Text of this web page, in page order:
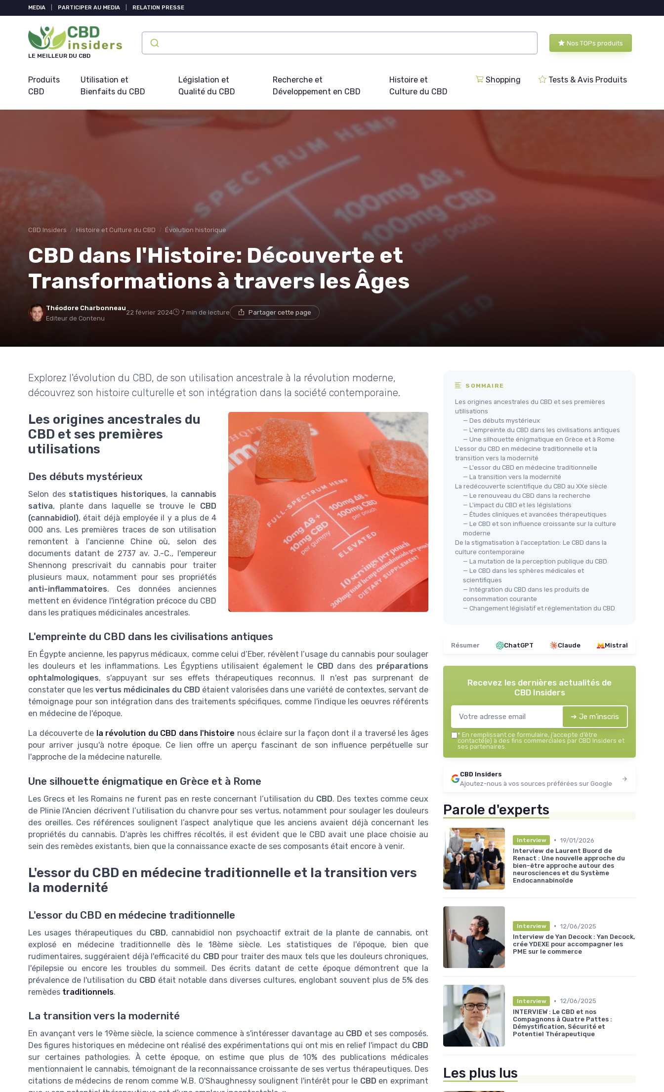
MEDIA PARTICIPER AU MEDIA RELATION PRESSE
LE MEILLEUR DU CBD
Nos TOPs produits
Produits
CBD
Utilisation et
Bienfaits du CBD
Législation et
Qualité du CBD
Recherche et
Développement en CBD
Histoire et
Culture du CBD
Shopping Tests & Avis Produits
CBD Insiders Histoire et Culture du CBD Évolution historique
CBD dans l'Histoire: Découverte et
Transformations à travers les Âges
Théodore Charbonneau
Editeur de Contenu
22 février 2024 7 min de lecture Partager cette page
Explorez l'évolution du CBD, de son utilisation ancestrale à la révolution moderne,
découvrez son histoire culturelle et son intégration dans la société contemporaine.
Les origines ancestrales du
CBD et ses premières
utilisations
Des débuts mystérieux
Selon des statistiques historiques, la cannabis
sativa, plante dans laquelle se trouve le CBD
(cannabidiol), était déjà employée il y a plus de 4
000 ans. Les premières traces de son utilisation
remontent à l'ancienne Chine où, selon des
documents datant de 2737 av. J.-C., l'empereur
Shennong prescrivait du cannabis pour traiter
plusieurs maux, notamment pour ses propriétés
anti-inflammatoires. Ces données anciennes
mettent en évidence l'intégration précoce du CBD
dans les pratiques médicinales ancestrales.
L'empreinte du CBD dans les civilisations antiques
En Égypte ancienne, les papyrus médicaux, comme celui d’Eber, révèlent l’usage du cannabis pour soulager
les douleurs et les inflammations. Les Égyptiens utilisaient également le CBD dans des préparations
ophtalmologiques, s'appuyant sur ses effets thérapeutiques reconnus. Il n'est pas surprenant de
constater que les vertus médicinales du CBD étaient valorisées dans une variété de contextes, servant de
témoignage pour son intégration dans des traitements spécifiques, comme l'indique les oeuvres référents
en médecine de l'époque.
La découverte de la révolution du CBD dans l'histoire nous éclaire sur la façon dont il a traversé les âges
pour arriver jusqu'à notre époque. Ce lien offre un aperçu fascinant de son influence perpétuelle sur
l'approche de la médecine naturelle.
Une silhouette énigmatique en Grèce et à Rome
Les Grecs et les Romains ne furent pas en reste concernant l’utilisation du CBD. Des textes comme ceux
de Plinie l'Ancien décrivent l’utilisation du chanvre pour ses vertus, notamment pour soulager les douleurs
des oreilles. Ces références soulignent l’aspect analytique que les anciens avaient déjà concernant les
propriétés du cannabis. D'après les chiffres récoltés, il est évident que le CBD avait une place choisie au
sein des remèdes existants, bien que la connaissance exacte de ses composants était encore à venir.
L'essor du CBD en médecine traditionnelle et la transition vers
la modernité
L'essor du CBD en médecine traditionnelle
Les usages thérapeutiques du CBD, cannabidiol non psychoactif extrait de la plante de cannabis, ont
explosé en médecine traditionnelle dès le 18ème siècle. Les statistiques de l'époque, bien que
rudimentaires, suggéraient déjà l'efficacité du CBD pour traiter des maux tels que les douleurs chroniques,
l'épilepsie ou encore les troubles du sommeil. Des écrits datant de cette époque démontrent que la
prévalence de l'utilisation du CBD était notable dans diverses cultures, englobant souvent plus de 5% des
remèdes traditionnels.
La transition vers la modernité
En avançant vers le 19ème siècle, la science commence à s'intéresser davantage au CBD et ses composés.
Des figures historiques en médecine ont réalisé des expérimentations qui ont mis en relief l'impact du CBD
sur certaines pathologies. À cette époque, on estime que plus de 10% des publications médicales
mentionnaient le cannabis, témoignant de la reconnaissance croissante de ses vertus thérapeutiques. Des
citations de médecins de renom comme W.B. O'Shaughnessy soulignent l'intérêt pour le CBD en exprimant
SOMMAIRE
Les origines ancestrales du CBD et ses premières
utilisations
— Des débuts mystérieux
— L'empreinte du CBD dans les civilisations antiques
— Une silhouette énigmatique en Grèce et à Rome
L'essor du CBD en médecine traditionnelle et la
transition vers la modernité
— L'essor du CBD en médecine traditionnelle
— La transition vers la modernité
La redécouverte scientifique du CBD au XXe siècle
— Le renouveau du CBD dans la recherche
— L'impact du CBD et les législations
— Études cliniques et avancées thérapeutiques
— Le CBD et son influence croissante sur la culture
moderne
De la stigmatisation à l'acceptation: Le CBD dans la
culture contemporaine
— La mutation de la perception publique du CBD
— Le CBD dans les sphères médicales et
scientifiques
— Intégration du CBD dans les produits de
consommation courante
— Changement législatif et réglementation du CBD
Résumer ChatGPT Claude Mistral
Recevez les dernières actualités de
CBD Insiders
➔ Je m'inscris
* En remplissant ce formulaire, j’accepte d’être
contacté(e) à des fins commerciales par CBD Insiders et
ses partenaires.
CBD Insiders
Ajoutez-nous à vos sources préférées sur Google
Parole d'experts
Interview • 19/01/2026
Interview de Laurent Buord de
Renact : Une nouvelle approche du
bien-être approche autour des
neurosciences et du Système
Endocannabinoïde
Interview • 12/06/2025
Interview de Yan Decock : Yan Decock,
crée YDEXE pour accompagner les
PME sur le commerce
Interview • 12/06/2025
INTERVIEW : Le CBD et nos
Compagnons à Quatre Pattes :
Démystification, Sécurité et
Potentiel Thérapeutique
Les plus lus
Panneau de gestion des cookies